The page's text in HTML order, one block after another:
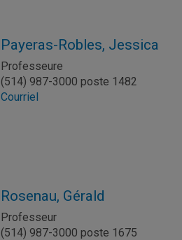
Payeras-Robles, Jessica
Professeure
(514) 987-3000 poste 1482
Courriel
Rosenau, Gérald
Professeur
(514) 987-3000 poste 1675